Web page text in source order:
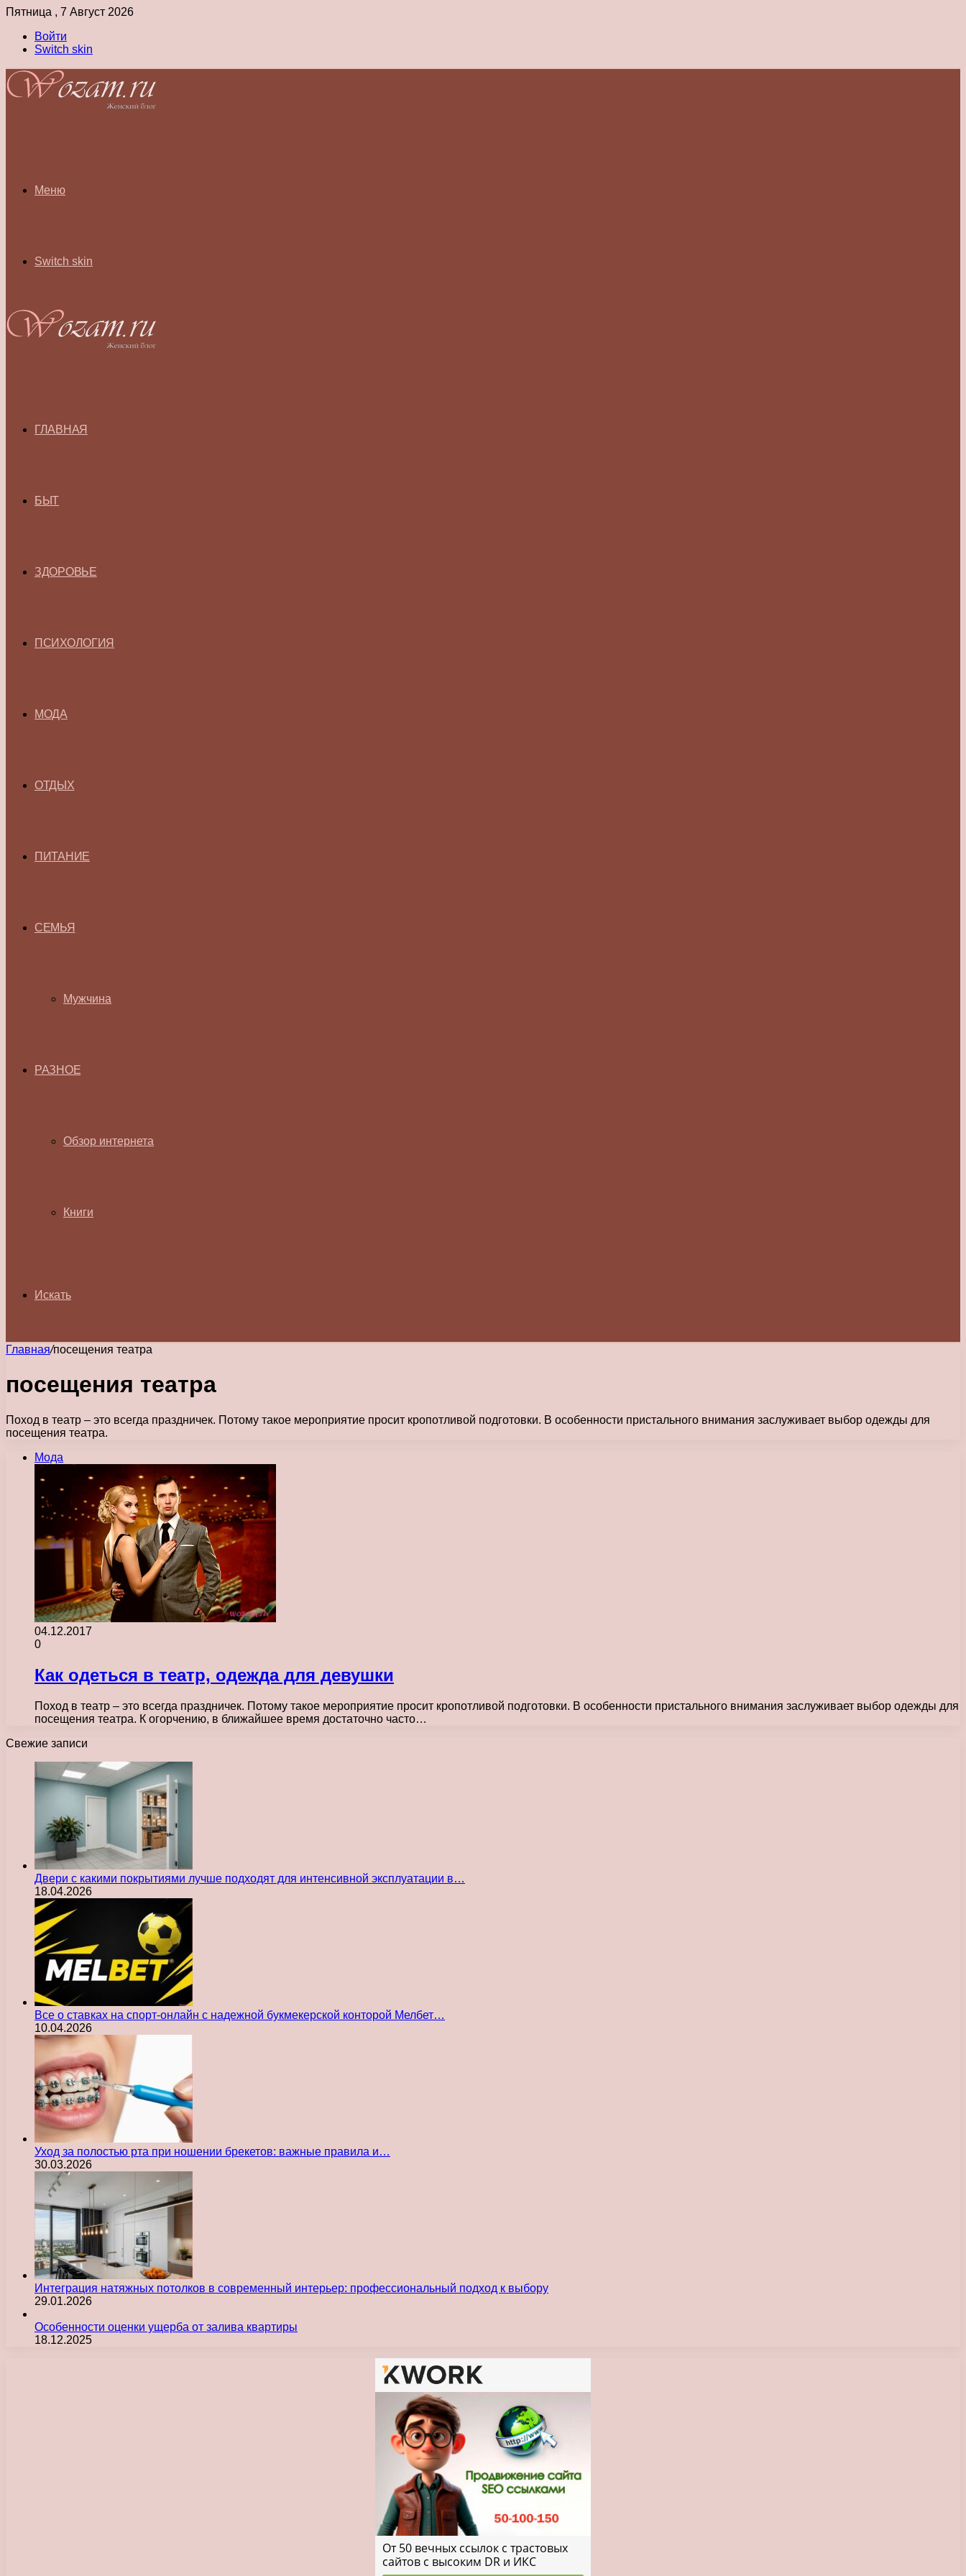
Пятница , 7 Август 2026
Войти
Switch skin
Меню
Switch skin
ГЛАВНАЯ
БЫТ
ЗДОРОВЬЕ
ПСИХОЛОГИЯ
МОДА
ОТДЫХ
ПИТАНИЕ
СЕМЬЯ
Мужчина
РАЗНОЕ
Обзор интернета
Книги
Искать
Главная/посещения театра
посещения театра
Поход в театр – это всегда праздничек. Потому такое мероприятие просит кропотливой подготовки. В особенности пристального внимания заслуживает выбор одежды для
посещения театра.
Мода
04.12.2017
0
Как одеться в театр, одежда для девушки
Поход в театр – это всегда праздничек. Потому такое мероприятие просит кропотливой подготовки. В особенности пристального внимания заслуживает выбор одежды для
посещения театра. К огорчению, в ближайшее время достаточно часто…
Свежие записи
Двери с какими покрытиями лучше подходят для интенсивной эксплуатации в…
18.04.2026
Все о ставках на спорт-онлайн с надежной букмекерской конторой Мелбет…
10.04.2026
Уход за полостью рта при ношении брекетов: важные правила и…
30.03.2026
Интеграция натяжных потолков в современный интерьер: профессиональный подход к выбору
29.01.2026
Особенности оценки ущерба от залива квартиры
18.12.2025